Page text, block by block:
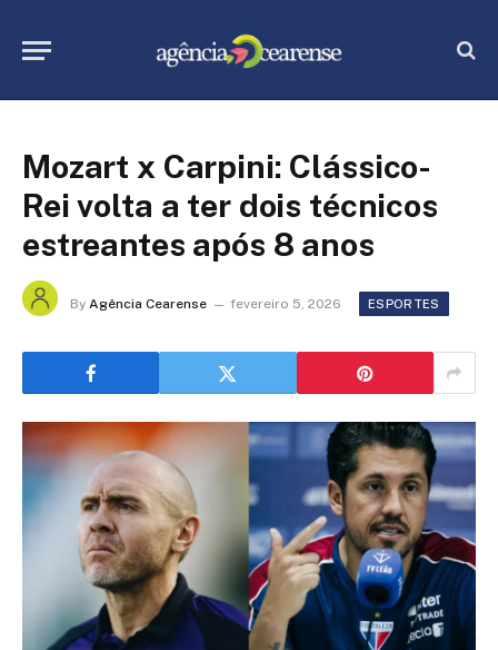
Mozart x Carpini: Clássico-
Rei volta a ter dois técnicos
estreantes após 8 anos
By Agência Cearense fevereiro 5, 2026 ESPORTES